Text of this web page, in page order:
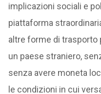
implicazioni sociali e
piattaforma
altre forme di trasporto
un paese straniero,
senza avere moneta
le condizioni in cui